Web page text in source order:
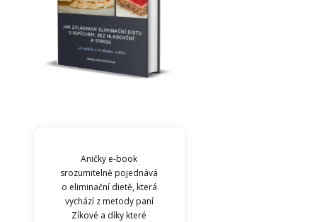
Aničky e-book
srozumitelně pojednává
o eliminační dietě, která
vychází z metody paní
Zíkové a díky které